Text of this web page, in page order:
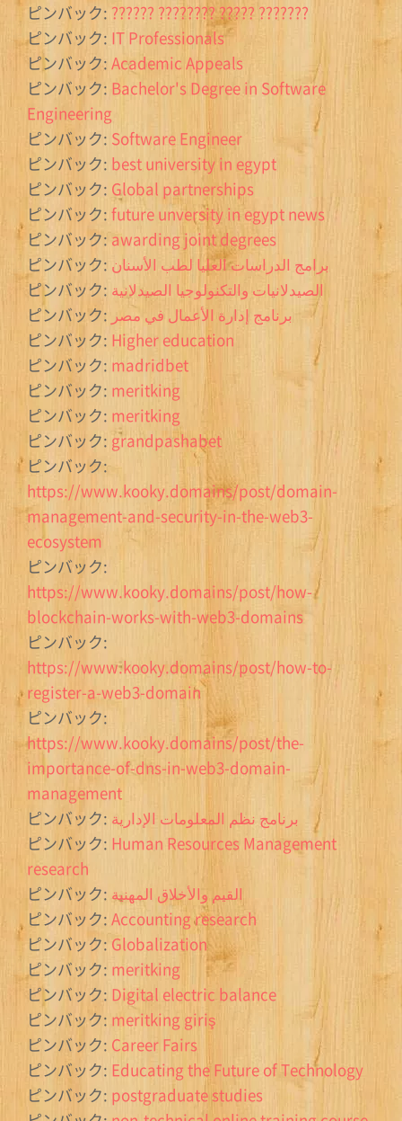
ピンバック: ?????? ???????? ????? ???????
ピンバック: IT Professionals
ピンバック: Academic Appeals
ピンバック: Bachelor's Degree in Software
Engineering
ピンバック: Software Engineer
ピンバック: best university in egypt
ピンバック: Global partnerships
ピンバック: future unversity in egypt news
ピンバック: awarding joint degrees
ピンバック: برامج الدراسات العليا لطب الأسنان
ピンバック: الصيدلانيات والتكنولوجيا الصيدلانية
ピンバック: برنامج إدارة الأعمال في مصر
ピンバック: Higher education
ピンバック: madridbet
ピンバック: meritking
ピンバック: meritking
ピンバック: grandpashabet
ピンバック:
https://www.kooky.domains/post/domain-
management-and-security-in-the-web3-
ecosystem
ピンバック:
https://www.kooky.domains/post/how-
blockchain-works-with-web3-domains
ピンバック:
https://www.kooky.domains/post/how-to-
register-a-web3-domain
ピンバック:
https://www.kooky.domains/post/the-
importance-of-dns-in-web3-domain-
management
ピンバック: برنامج نظم المعلومات الإدارية
ピンバック: Human Resources Management
research
ピンバック: القيم والأخلاق المهنية
ピンバック: Accounting research
ピンバック: Globalization
ピンバック: meritking
ピンバック: Digital electric balance
ピンバック: meritking giriş
ピンバック: Career Fairs
ピンバック: Educating the Future of Technology
ピンバック: postgraduate studies